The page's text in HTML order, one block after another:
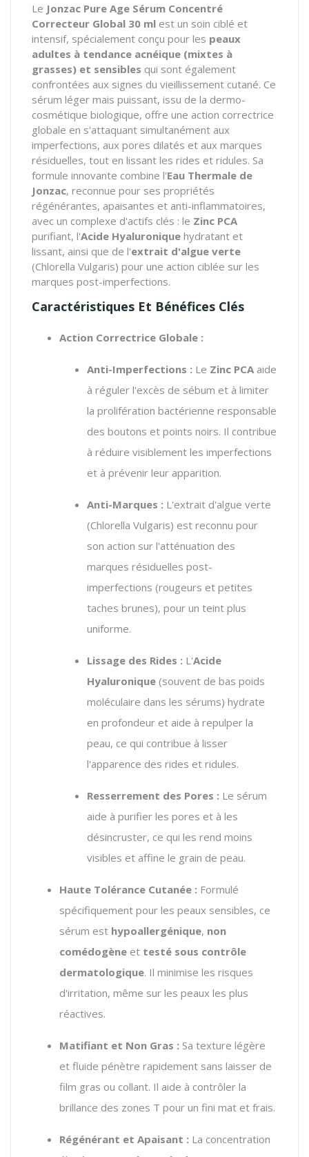
Le Jonzac Pure Age Sérum Concentré
Correcteur Global 30 ml est un soin ciblé et
intensif, spécialement conçu pour les peaux
adultes à tendance acnéique (mixtes à
grasses) et sensibles qui sont également
confrontées aux signes du vieillissement cutané. Ce
sérum léger mais puissant, issu de la dermo-
cosmétique biologique, offre une action correctrice
globale en s'attaquant simultanément aux
imperfections, aux pores dilatés et aux marques
résiduelles, tout en lissant les rides et ridules. Sa
formule innovante combine l'Eau Thermale de
Jonzac, reconnue pour ses propriétés
régénérantes, apaisantes et anti-inflammatoires,
avec un complexe d'actifs clés : le Zinc PCA
purifiant, l'Acide Hyaluronique hydratant et
lissant, ainsi que de l'extrait d'algue verte
(Chlorella Vulgaris) pour une action ciblée sur les
marques post-imperfections.
Caractéristiques Et Bénéfices Clés
Action Correctrice Globale :
Anti-Imperfections : Le Zinc PCA aide
à réguler l'excès de sébum et à limiter
la prolifération bactérienne responsable
des boutons et points noirs. Il contribue
à réduire visiblement les imperfections
et à prévenir leur apparition.
Anti-Marques : L'extrait d'algue verte
(Chlorella Vulgaris) est reconnu pour
son action sur l'atténuation des
marques résiduelles post-
imperfections (rougeurs et petites
taches brunes), pour un teint plus
uniforme.
Lissage des Rides : L'Acide
Hyaluronique (souvent de bas poids
moléculaire dans les sérums) hydrate
en profondeur et aide à repulper la
peau, ce qui contribue à lisser
l'apparence des rides et ridules.
Resserrement des Pores : Le sérum
aide à purifier les pores et à les
désincruster, ce qui les rend moins
visibles et affine le grain de peau.
Haute Tolérance Cutanée : Formulé
spécifiquement pour les peaux sensibles, ce
sérum est hypoallergénique, non
comédogène et testé sous contrôle
dermatologique. Il minimise les risques
d'irritation, même sur les peaux les plus
réactives.
Matifiant et Non Gras : Sa texture légère
et fluide pénètre rapidement sans laisser de
film gras ou collant. Il aide à contrôler la
brillance des zones T pour un fini mat et frais.
Régénérant et Apaisant : La concentration